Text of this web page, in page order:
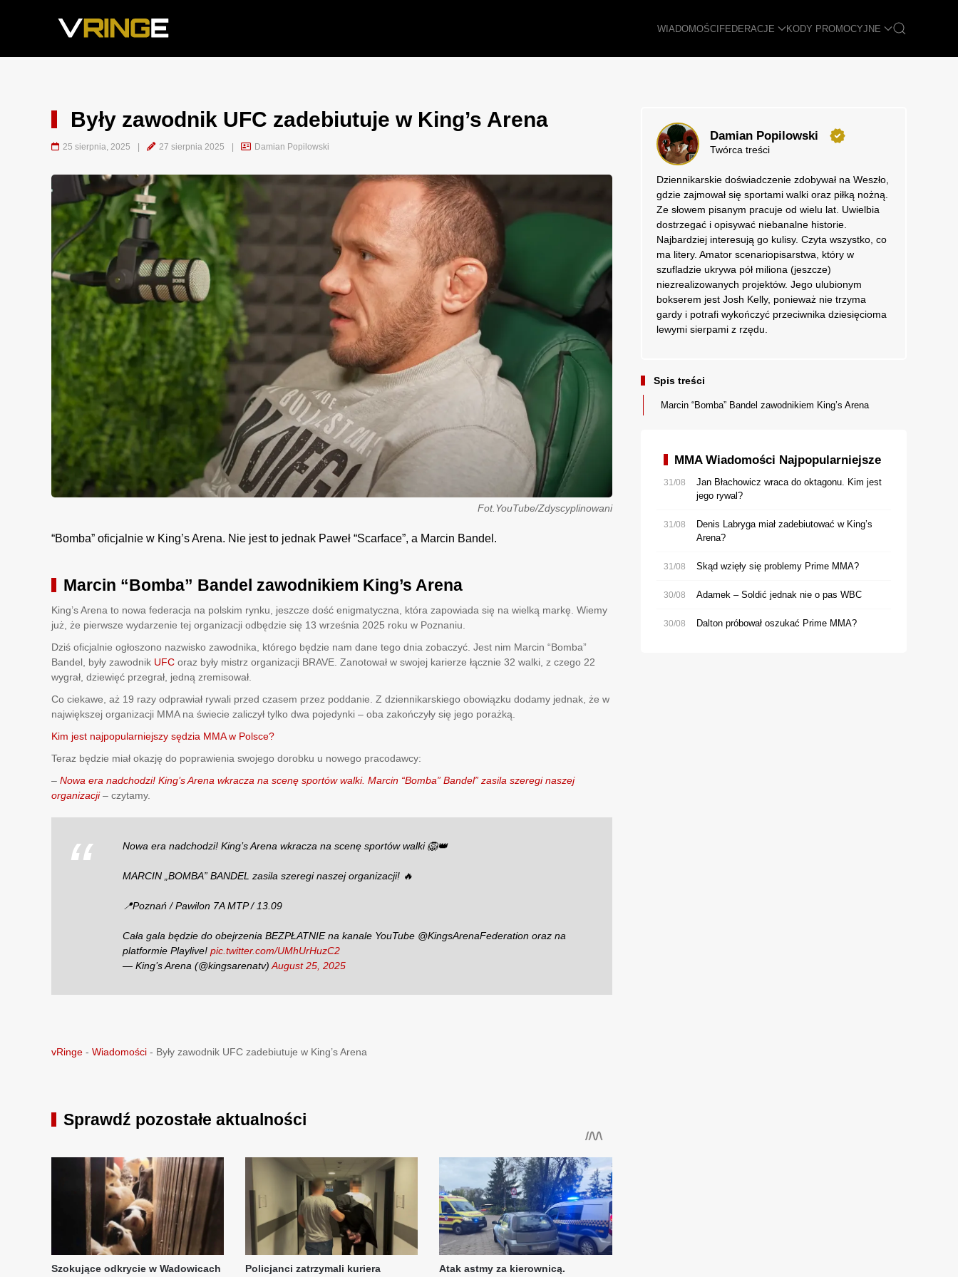
WIADOMOŚCIFEDERACJE KODY PROMOCYJNE
Były zawodnik UFC zadebiutuje w King’s Arena
25 sierpnia, 2025 | 27 sierpnia 2025 | Damian Popilowski
Fot.YouTube/Zdyscyplinowani
“Bomba” oficjalnie w King’s Arena. Nie jest to jednak Paweł “Scarface”, a Marcin Bandel.
Marcin “Bomba” Bandel zawodnikiem King’s Arena
King’s Arena to nowa federacja na polskim rynku, jeszcze dość enigmatyczna, która zapowiada się na wielką markę. Wiemy
już, że pierwsze wydarzenie tej organizacji odbędzie się 13 września 2025 roku w Poznaniu.
Dziś oficjalnie ogłoszono nazwisko zawodnika, którego będzie nam dane tego dnia zobaczyć. Jest nim Marcin “Bomba”
Bandel, były zawodnik UFC oraz były mistrz organizacji BRAVE. Zanotował w swojej karierze łącznie 32 walki, z czego 22
wygrał, dziewięć przegrał, jedną zremisował.
Co ciekawe, aż 19 razy odprawiał rywali przed czasem przez poddanie. Z dziennikarskiego obowiązku dodamy jednak, że w
największej organizacji MMA na świecie zaliczył tylko dwa pojedynki – oba zakończyły się jego porażką.
Kim jest najpopularniejszy sędzia MMAw Polsce?
Teraz będzie miał okazję do poprawienia swojego dorobku u nowego pracodawcy:
– Nowa era nadchodzi! King’s Arena wkracza na scenę sportów walki. Marcin “Bomba” Bandel” zasila szeregi naszej
organizacji– czytamy.
Nowa era nadchodzi! King’s Arena wkracza na scenę sportów walki 🦁👑
MARCIN „BOMBA” BANDEL zasila szeregi naszej organizacji! 🔥
📍Poznań / Pawilon 7A MTP / 13.09
Cała gala będzie do obejrzenia BEZPŁATNIE na kanale YouTube @KingsArenaFederation oraz na
platformie Playlive! pic.twitter.com/UMhUrHuzC2
— King’s Arena (@kingsarenatv) August 25, 2025
vRinge - Wiadomości - Były zawodnik UFC zadebiutuje w King’s Arena
Sprawdź pozostałe aktualności
Damian Popilowski
Twórca treści
Dziennikarskie doświadczenie zdobywał na Weszło,
gdzie zajmował się sportami walki oraz piłką nożną.
Ze słowem pisanym pracuje od wielu lat. Uwielbia
dostrzegać i opisywać niebanalne historie.
Najbardziej interesują go kulisy. Czyta wszystko, co
ma litery. Amator scenariopisarstwa, który w
szufladzie ukrywa pół miliona (jeszcze)
niezrealizowanych projektów. Jego ulubionym
bokserem jest Josh Kelly, ponieważ nie trzyma
gardy i potrafi wykończyć przeciwnika dziesięcioma
lewymi sierpami z rzędu.
Spis treści
Marcin “Bomba” Bandel zawodnikiem King’s Arena
MMA Wiadomości Najpopularniejsze
31/08
Jan Błachowicz wraca do oktagonu. Kim jest
jego rywal?
31/08
Denis Labryga miał zadebiutować w King’s
Arena?
31/08 Skąd wzięły się problemy Prime MMA?
30/08 Adamek – Soldić jednak nie o pas WBC
30/08 Dalton próbował oszukać Prime MMA?